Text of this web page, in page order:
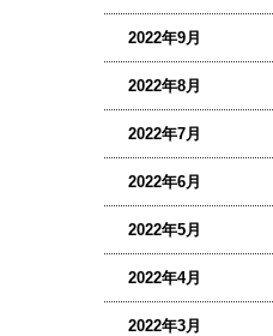
2022年9月
2022年8月
2022年7月
2022年6月
2022年5月
2022年4月
2022年3月